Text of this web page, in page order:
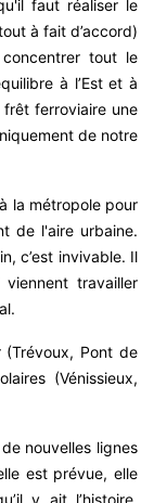
faut réaliser le
à fait d’accord)
tout le
à l’Est et à
frêt ferroviaire une
de notre
la métropole pour
de l'aire urbaine.
c’est invivable. Il
viennent travailler
Pont de
(Vénissieux,
nouvelles lignes
est prévue, elle
y ait l’histoire.